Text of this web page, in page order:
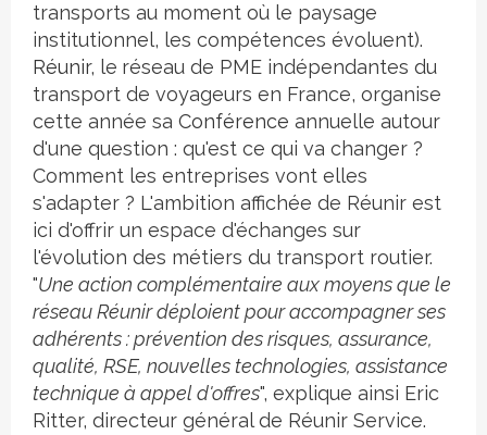
transports au moment où le paysage
institutionnel, les compétences évoluent).
Réunir, le réseau de PME indépendantes du
transport de voyageurs en France, organise
cette année sa Conférence annuelle autour
d'une question : qu'est ce qui va changer ?
Comment les entreprises vont elles
s'adapter ? L'ambition affichée de Réunir est
ici d'offrir un espace d'échanges sur
l'évolution des métiers du transport routier.
"Une action complémentaire aux moyens que le
réseau Réunir déploient pour accompagner ses
adhérents : prévention des risques, assurance,
qualité, RSE, nouvelles technologies, assistance
technique à appel d'offres", explique ainsi Eric
Ritter, directeur général de Réunir Service.